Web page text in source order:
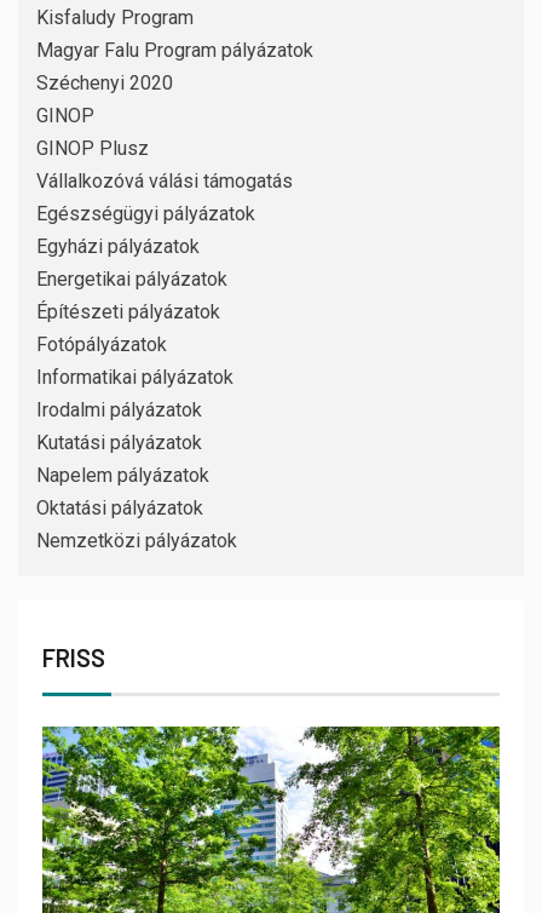
Kisfaludy Program
Magyar Falu Program pályázatok
Széchenyi 2020
GINOP
GINOP Plusz
Vállalkozóvá válási támogatás
Egészségügyi pályázatok
Egyházi pályázatok
Energetikai pályázatok
Építészeti pályázatok
Fotópályázatok
Informatikai pályázatok
Irodalmi pályázatok
Kutatási pályázatok
Napelem pályázatok
Oktatási pályázatok
Nemzetközi pályázatok
FRISS